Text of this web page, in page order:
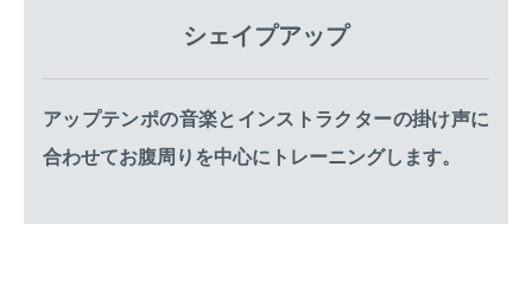
シェイプアップ
アップテンポの音楽とインストラクターの掛け声に
合わせてお腹周りを中心にトレーニングします。